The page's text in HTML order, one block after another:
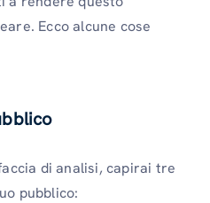
Ecco alcune cose
di analisi, capirai tre
pubblico: